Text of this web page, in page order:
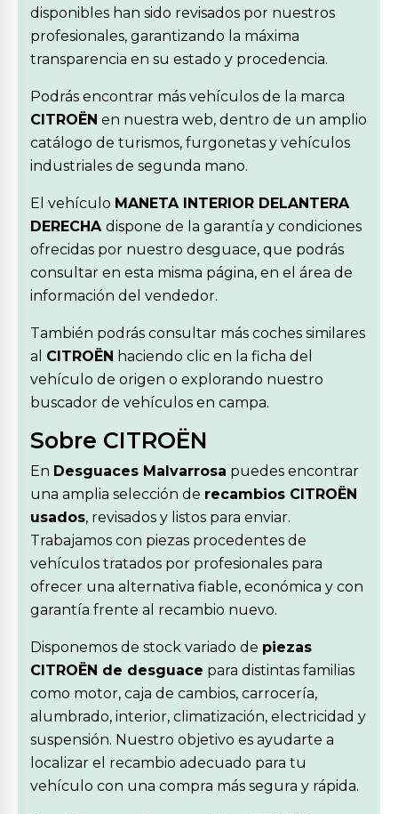
disponibles han sido revisados por nuestros
profesionales, garantizando la máxima
transparencia en su estado y procedencia.
Podrás encontrar más vehículos de la marca
CITROËN en nuestra web, dentro de un amplio
catálogo de turismos, furgonetas y vehículos
industriales de segunda mano.
El vehículo MANETA INTERIOR DELANTERA
DERECHA dispone de la garantía y condiciones
ofrecidas por nuestro desguace, que podrás
consultar en esta misma página, en el área de
información del vendedor.
También podrás consultar más coches similares
al CITROËN haciendo clic en la ficha del
vehículo de origen o explorando nuestro
buscador de vehículos en campa.
Sobre CITROËN
En Desguaces Malvarrosa puedes encontrar
una amplia selección de recambios CITROËN
usados, revisados y listos para enviar.
Trabajamos con piezas procedentes de
vehículos tratados por profesionales para
ofrecer una alternativa fiable, económica y con
garantía frente al recambio nuevo.
Disponemos de stock variado de piezas
CITROËN de desguace para distintas familias
como motor, caja de cambios, carrocería,
alumbrado, interior, climatización, electricidad y
suspensión. Nuestro objetivo es ayudarte a
localizar el recambio adecuado para tu
vehículo con una compra más segura y rápida.